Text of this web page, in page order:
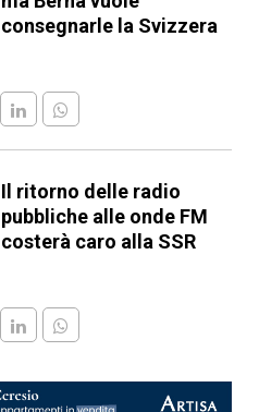
consegnarle la Svizzera
Il ritorno delle radio
pubbliche alle onde FM
costerà caro alla SSR